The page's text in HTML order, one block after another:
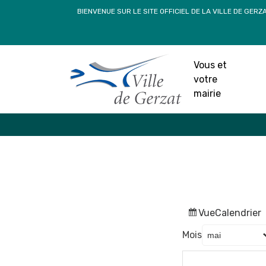
BIENVENUE SUR LE SITE OFFICIEL DE LA VILLE DE
Vous et
votre
mairie
VueCalendrier
Mois